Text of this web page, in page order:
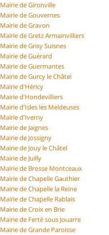
Mairie de Gironville
Mairie de Gouvernes
Mairie de Gravon
Mairie de Gretz Armainvilliers
Mairie de Grisy Suisnes
Mairie de Guérard
Mairie de Guermantes
Mairie de Gurcy le Châtel
Mairie d'Héricy
Mairie d'Hondevilliers
Mairie d'Isles les Meldeuses
Mairie d'Iverny
Mairie de Jaignes
Mairie de Jossigny
Mairie de Jouy le Châtel
Mairie de Juilly
Mairie de Brosse Montceaux
Mairie de Chapelle Gauthier
Mairie de Chapelle la Reine
Mairie de Chapelle Rablais
Mairie de Croix en Brie
Mairie de Ferté sous Jouarre
Mairie de Grande Paroisse